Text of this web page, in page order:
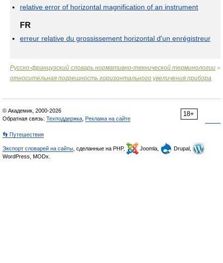
relative error of horizontal magnification of an instrument
FR
erreur relative du grossissement horizontal d'un enrégistreur
Русско-французский словарь нормативно-технической терминологии >
относительная погрешность горизонтального увеличения прибора
18+
© Академик, 2000-2026
Обратная связь: Техподдержка Реклама на сайте
👣 Путешествия
Экспорт словарей на сайты , сделанные на PHP, Joomla,
Drupal,
WordPress, MODx.